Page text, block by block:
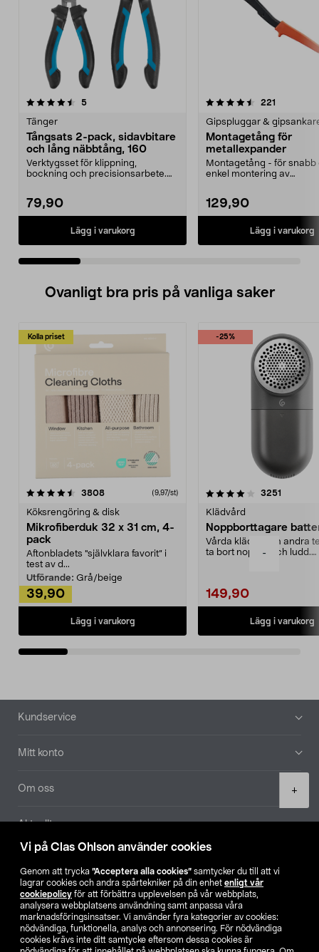
Vi på Clas Ohlson använder cookies
Genom att trycka ”Acceptera alla cookies” samtycker du till att vi
lagrar cookies och andra spårtekniker på din enhet enligt vår
cookiepolicy för att förbättra upplevelsen på vår webbplats,
analysera webbplatsens användning samt anpassa våra
marknadsföringsinsatser. Vi använder fyra kategorier av cookies:
nödvändiga, funktionella, analys och annonsering. För nödvändiga
cookies krävs inte ditt samtycke eftersom dessa cookies är
-
+
5recensioner
Tänger
Tångsats 2-pack, sidavbitare
och lång näbbtång, 160
Verktygsset för klippning,
bockning och precisionsarbete.
79,90
Lägg i varukorg
4.5 av 5 stjärnor 221
Gipspluggar &
Montagetång för
metallexpander
Montagetång - för snabb
enkel montering av
129,90
Lägg i varukorg
4.5 av 5 stjärnor
Ovanligt bra pris på vanliga saker
Kolla priset
3808recensioner (9,97/st)
Köksrengöring & disk
Mikrofiberduk 32 x 31 cm, 4-
pack
Aftonbladets "självklara favorit” i
test av d...
Utförande: Grå/beige
39,90
Lägg i varukorg
-25%
4.0av 5 stjärnor 3251
Klädvård
Noppborttagare
Vårda kläder och andra
ta bort noppor och ludd.
149,90
Lägg i varukorg
4.5av 5 stjärnor
Sidfot
Kundservice
Mitt konto
Om oss
Aktuellt
Hitta butik
SE NO FI